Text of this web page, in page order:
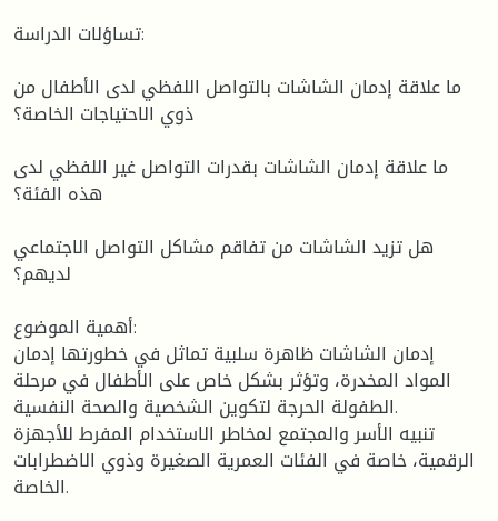
تساؤلات الدراسة:
ما علاقة إدمان الشاشات بالتواصل اللفظي لدى الأطفال من
ذوي الاحتياجات الخاصة؟
ما علاقة إدمان الشاشات بقدرات التواصل غير اللفظي لدى
هذه الفئة؟
هل تزيد الشاشات من تفاقم مشاكل التواصل الاجتماعي
لديهم؟
أهمية الموضوع:
إدمان الشاشات ظاهرة سلبية تماثل في خطورتها إدمان
المواد المخدرة، وتؤثر بشكل خاص على الأطفال في مرحلة
الطفولة الحرجة لتكوين الشخصية والصحة النفسية.
تنبيه الأسر والمجتمع لمخاطر الاستخدام المفرط للأجهزة
الرقمية، خاصة في الفئات العمرية الصغيرة وذوي الاضطرابات
الخاصة.